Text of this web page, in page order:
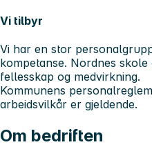
Vi tilbyr
Vi har en stor
kompetanse. Nordnes
fellesskap og medvirkning.
Kommunens
arbeidsvilkår er gjeldende.
Om bedriften